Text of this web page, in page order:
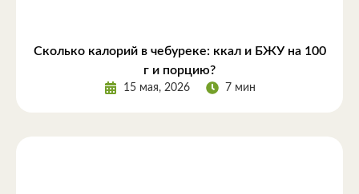
Сколько калорий в чебуреке: ккал и БЖУ на 100
г и порцию?
15 мая, 2026 7 мин